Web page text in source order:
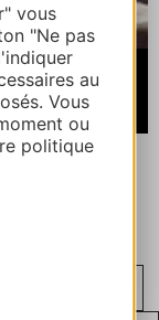
vous
"Ne pas
au
Vous
ou
politique
À partir de
39€
/ Chambre double